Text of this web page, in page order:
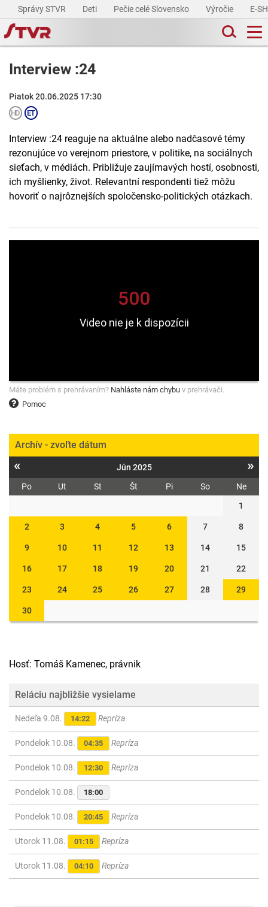
Správy STVR Deti Pečie celé Slovensko Výročie E-
Interview :24
Piatok 20.06.2025 17:30
Interview :24 reaguje na aktuálne alebo nadčasové témy
rezonujúce vo verejnom priestore, v politike, na sociálnych
sieťach, v médiách. Približuje zaujímavých hostí, osobnosti,
ich myšlienky, život. Relevantní respondenti tiež môžu
hovoriť o najrôznejších spoločensko-politických otázkach.
Pomoc
Máte problém s prehrávaním? Nahláste nám chybu v prehrávači.
Archív - zvoľte dátum
« Jún 2025 »
Po Ut St Št Pi So
Ne
1
2 3 4 5 6 7 8
9 10 11 12 13 14 15
16 17 18 19 20 21 22
23 24 25 26 27 28 29
30
Hosť: Tomáš Kamenec, právnik
Reláciu najbližšie vysielame
Nedeľa 9.08. 14:22 Repríza
Pondelok 10.08. 04:35 Repríza
Pondelok 10.08. 12:30 Repríza
Pondelok 10.08. 18:00
Pondelok 10.08. 20:45 Repríza
Utorok 11.08. 01:15 Repríza
Utorok 11.08. 04:10 Repríza